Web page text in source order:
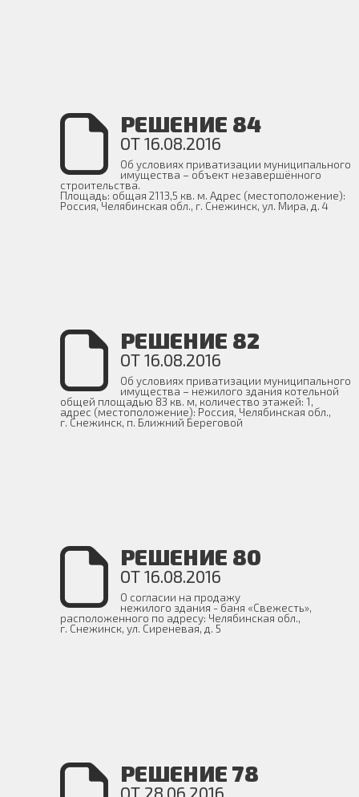
РЕШЕНИЕ 84
ОТ 16.08.2016
Об условиях приватизации муниципального
имущества – объект незавершённого
строительства.
Площадь: общая 2113,5 кв. м. Адрес (местоположение):
Россия, Челябинская обл., г. Снежинск, ул. Мира, д. 4
РЕШЕНИЕ 82
ОТ 16.08.2016
Об условиях приватизации муниципального
имущества – нежилого здания котельной
общей площадью 83 кв. м, количество этажей: 1,
адрес (местоположение): Россия, Челябинская обл.,
г. Снежинск, п. Ближний Береговой
РЕШЕНИЕ 80
ОТ 16.08.2016
О согласии на продажу
нежилого здания - баня «Свежесть»,
расположенного по адресу: Челябинская обл.,
г. Снежинск, ул. Сиреневая, д. 5
РЕШЕНИЕ 78
ОТ 28.06.2016